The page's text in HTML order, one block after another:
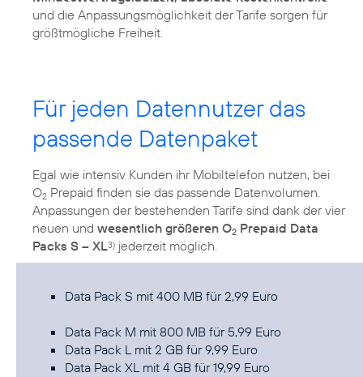
und die Anpassungsmöglichkeit der Tarife sorgen für
größtmögliche Freiheit.
Für jeden Datennutzer das
passende Datenpaket
Egal wie intensiv Kunden ihr Mobiltelefon nutzen, bei
O2 Prepaid finden sie das passende Datenvolumen.
Anpassungen der bestehenden Tarife sind dank der vier
neuen und wesentlich größeren O2 Prepaid Data
Packs S – XL3) jederzeit möglich.
Data Pack S mit 400 MB für 2,99 Euro
Data Pack M mit 800 MB für 5,99 Euro
Data Pack L mit 2 GB für 9,99 Euro
Data Pack XL mit 4 GB für 19,99 Euro